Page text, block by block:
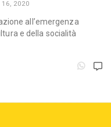
2020
all’emergenza
e della socialità